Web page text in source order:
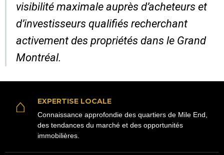
visibilité maximale auprès d’acheteurs et
d’investisseurs qualifiés recherchant
activement des propriétés dans le Grand
Montréal.
⌂ EXPERTISE LOCALE
Connaissance approfondie des quartiers de Mile End,
des tendances du marché et des opportunités
immobilières.